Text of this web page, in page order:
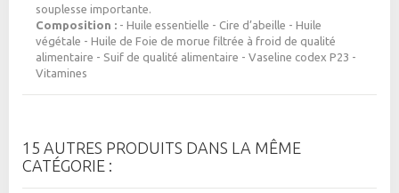
souplesse importante.
Composition : - Huile essentielle - Cire d’abeille - Huile
végétale - Huile de Foie de morue filtrée à froid de qualité
alimentaire - Suif de qualité alimentaire - Vaseline codex P23 -
Vitamines
15 AUTRES PRODUITS DANS LA MÊME
CATÉGORIE :